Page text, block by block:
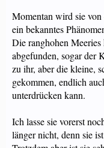
Momentan wird sie von
ein bekanntes
Die ranghohen
abgefunden, sogar der
zu ihr, aber die kleine,
gekommen, endlich
unterdrücken kann.
Ich lasse sie vorerst
länger nicht, denn sie